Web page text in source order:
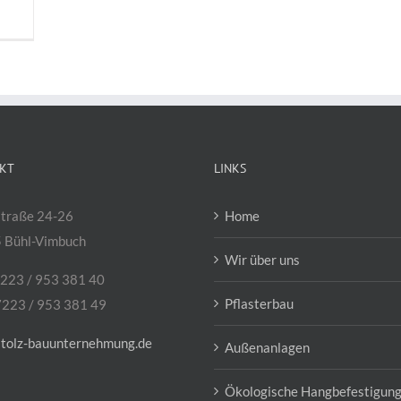
24-26
Vimbuch
/ 953 381 40
/ 953 381 49
bauunternehmung.de
LINKS
Home
Wir über uns
Pflasterbau
Außenanlagen
Ökologische